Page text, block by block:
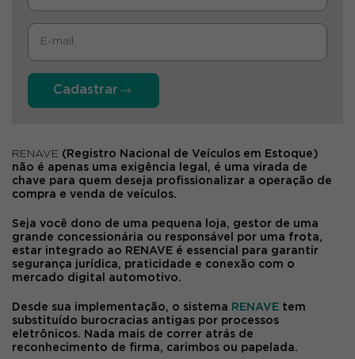
Cadastrar
RENAVE (Registro Nacional de Veículos em Estoque)
não é apenas uma exigência legal, é uma virada de
chave para quem deseja profissionalizar a operação de
compra e venda de veículos.
Seja você dono de uma pequena loja, gestor de uma
grande concessionária ou responsável por uma frota,
estar integrado ao RENAVE é essencial para garantir
segurança jurídica, praticidade e conexão com o
mercado digital automotivo.
Desde sua implementação, o sistema RENAVE tem
substituído burocracias antigas por processos
eletrônicos. Nada mais de correr atrás de
reconhecimento de firma, carimbos ou papelada.